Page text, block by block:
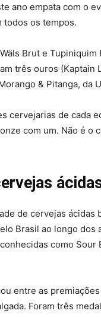
ano empata com o
todos os tempos.
Brut e
três ouros (Kaptain
& Pitanga, da
cervejarias de cada
com um. Não é o
de cervejas
Brasil ao longo
como Sour
entre as
Foram três